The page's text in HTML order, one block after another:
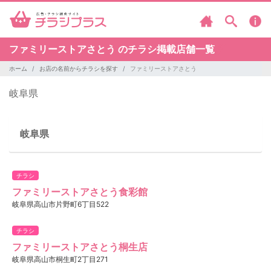
ファミリーストアさとう のチラシ掲載店舗一覧
ホーム お店の名前からチラシを探す ファミリーストアさとう
岐阜県
岐阜県
チラシ
ファミリーストアさとう食彩館
岐阜県高山市片野町6丁目522
チラシ
ファミリーストアさとう桐生店
岐阜県高山市桐生町2丁目271